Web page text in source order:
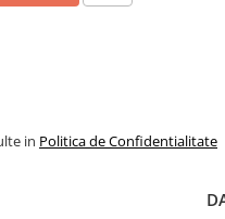
in Politica de Confidentialitate